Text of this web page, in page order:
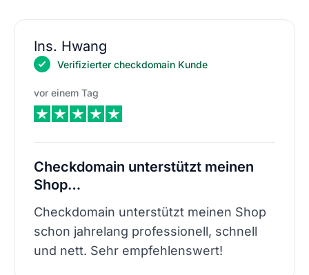
Ins. Hwang
Verifizierter checkdomain Kunde
vor einem Tag
Checkdomain unterstützt meinen
Shop…
Checkdomain unterstützt meinen Shop
schon jahrelang professionell, schnell
und nett. Sehr empfehlenswert!